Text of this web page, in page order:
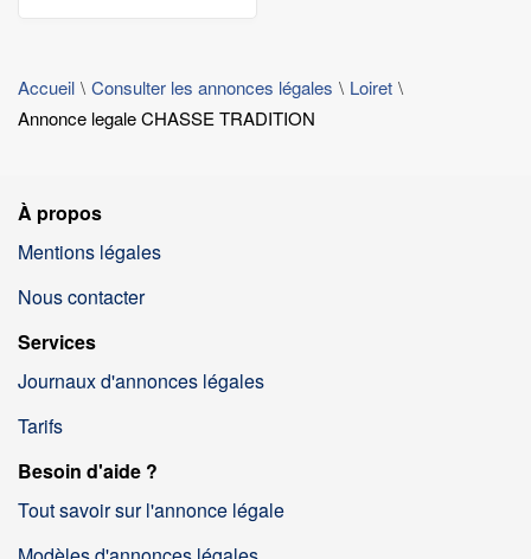
Accueil Consulter les annonces légales
Loiret
Annonce legale CHASSE TRADITION
À propos
Mentions légales
Nous contacter
Services
Journaux d'annonces légales
Tarifs
Besoin d'aide ?
Tout savoir sur l'annonce légale